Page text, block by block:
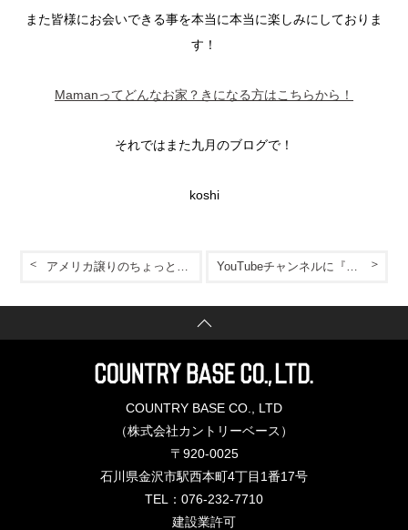
また皆様にお会いできる事を本当に本当に楽しみにしておりま
す！
Mamanってどんなお家？きになる方はこちらから！
それではまた九月のブログで！
koshi
YouTubeチャンネルに『CBTW-カントリーベース台湾-』の動画をUP!!
アメリカ譲りのちょっとしたアイデア
COUNTRY BASE CO., LTD
（株式会社カントリーベース）
〒920-0025
石川県金沢市駅西本町4丁目1番17号
TEL：076-232-7710
建設業許可